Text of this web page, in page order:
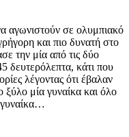
αγωνιστούν σε ολυμπιακό
και πιο δυνατή στο
την μία από τις δύο
δευτερόλεπτα, κάτι που
λέγοντας ότι έβαλαν
ξύλο μία γυναίκα και όλο
γυναίκα…